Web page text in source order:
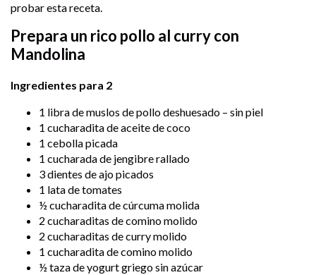
probar esta receta.
Prepara un rico pollo al curry con
Mandolina
Ingredientes para 2
1 libra de muslos de pollo deshuesado – sin piel
1 cucharadita de aceite de coco
1 cebolla picada
1 cucharada de jengibre rallado
3 dientes de ajo picados
1 lata de tomates
½ cucharadita de cúrcuma molida
2 cucharaditas de comino molido
2 cucharaditas de curry molido
1 cucharadita de comino molido
½ taza de yogurt griego sin azúcar